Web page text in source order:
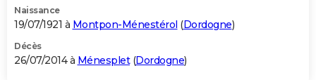
Naissance
19/07/1921 à Montpon-Ménestérol (Dordogne)
Décès
26/07/2014 à Ménesplet(Dordogne)